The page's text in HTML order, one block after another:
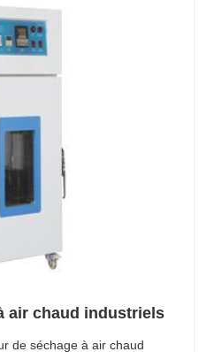
air chaud industriels
de séchage à air chaud